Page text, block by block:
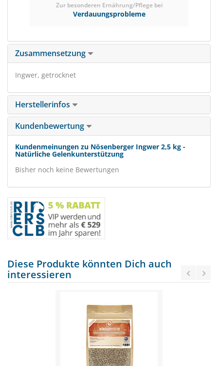
Zur besonderen Ernährung/Pflege bei
Verdauungsprobleme
Zusammensetzung
Ingwer, getrocknet
Herstellerinfos
Kundenbewertung
Kundenmeinungen zu Nösenberger Ingwer 2,5 kg -
Natürliche Gelenkunterstützung
Bisher noch keine Bewertungen
Diese Produkte könnten Dich auch
interessieren